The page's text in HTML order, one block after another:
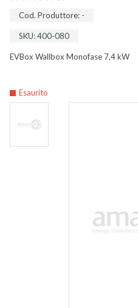
Cod. Produttore: -
SKU: 400-080
EVBox Wallbox Monofase 7,4 kW
Esaurito